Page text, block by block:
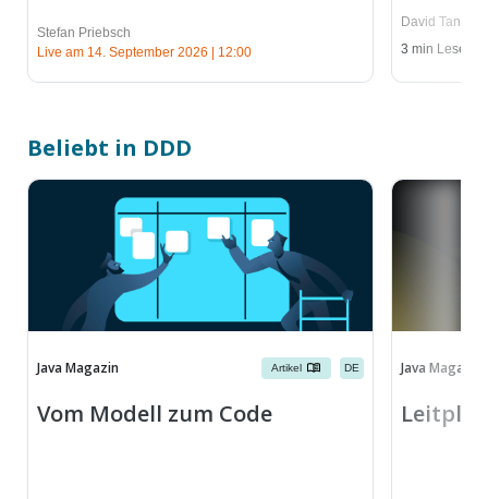
Stefan Priebsch
Live am 14. September 2026 | 12:00
David Tanzer
3 min
Beliebt in DDD
Java Magazin Artikel DE
Vom Modell zum Code
Java Magazin